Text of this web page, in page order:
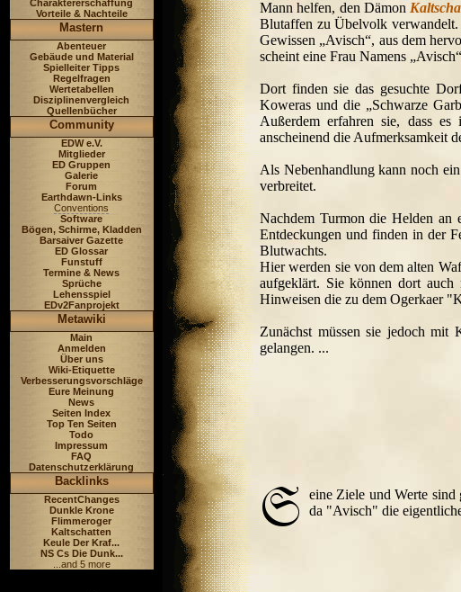
Charaktererschaffung
Vorteile & Nachteile
Mastern
Abenteuer
Gebäude und Material
Spielleiter Tipps
Regelfragen
Wertetabellen
Disziplinenvergleich
Quellenbücher
Community
EDW e.V.
Mitglieder
ED Gruppen
Galerie
Forum
Earthdawn-Links
Conventions
Software
Bögen, Schirme, Kladden
Barsaiver Gazette
ED Glossar
Funstuff
Termine & News
Sprüche
Lehensspiel
EDv2Fanprojekt
Metawiki
Main
Anmelden
Über uns
Wiki-Etiquette
Verbesserungsvorschläge
Eure Meinung
News
Seiten Index
Top Ten Seiten
Todo
Impressum
FAQ
Datenschutzerklärung
Backlinks
RecentChanges
Dunkle Krone
Flimmeroger
Kaltschatten
Keule Der Kraf...
NS Cs Die Dunk...
...and 5 more
Mann helfen, den Dämon
Blutaffen zu Übelvolk
Gewissen „Avisch“, aus dem
scheint eine Frau Namens
Dort finden sie das gesuchte
Koweras und die „Schwarze
Außerdem erfahren sie, dass
anscheinend die Aufmerksamkeit
Als Nebenhandlung kann noch
verbreitet.
Nachdem Turmon die Helden an
Entdeckungen und finden in der
Blutwachts.
Hier werden sie von dem alten
aufgeklärt. Sie können dort
Hinweisen die zu dem Ogerkaer
Zunächst müssen sie jedoch
gelangen. ...
eine Ziele und Werte
da "Avisch" die